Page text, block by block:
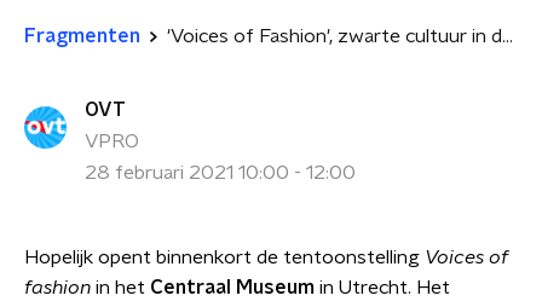
Fragmenten 'Voices of Fashion', zwarte cultuur in de modegeschiedenis met Janice Deul
OVT
VPRO
28 februari 2021 10:00 - 12:00
Hopelijk opent binnenkort de tentoonstelling Voices of
fashion in het Centraal Museum in Utrecht. Het